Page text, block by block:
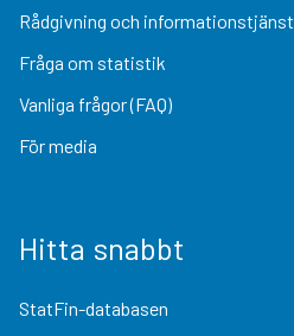
Rådgivning och informationstjänst
Fråga om statistik
Vanliga frågor (FAQ)
För media
Hitta snabbt
StatFin-databasen